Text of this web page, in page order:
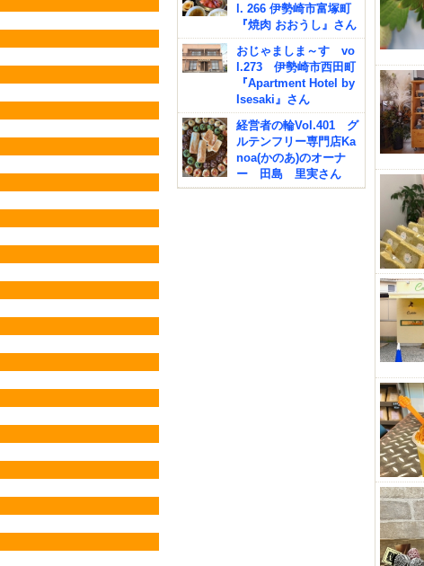
l. 266 伊勢崎市富塚町
『焼肉 おおうし』さん
おじゃましま～す vo
l.273 伊勢崎市西田町
『Apartment Hotel by
Isesaki』さん
経営者の輪Vol.401 グ
ルテンフリー専門店Ka
noa(かのあ)のオーナ
ー 田島 里実さん